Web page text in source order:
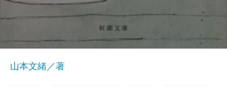
山本文緒／著